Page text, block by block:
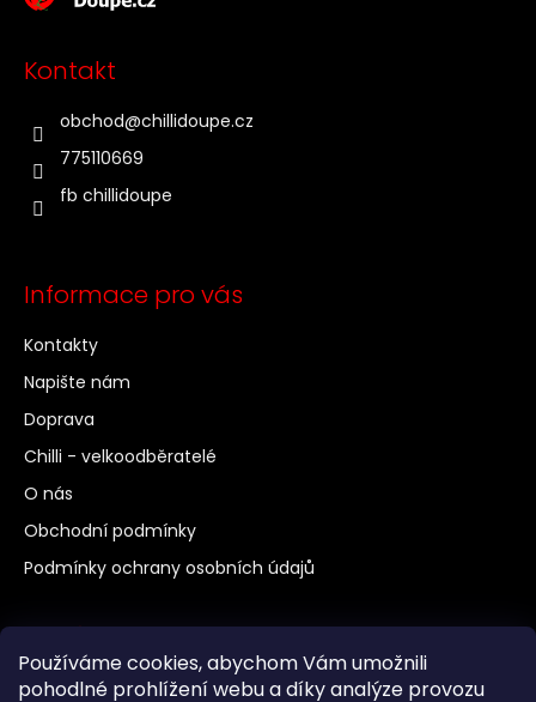
Používáme cookies, abychom Vám umožnili
pohodlné prohlížení webu a díky analýze provozu
Kontakt
obchod@chillidoupe.cz
775110669
fb chillidoupe
Informace pro vás
Kontakty
Napište nám
Doprava
Chilli - velkoodběratelé
O nás
Obchodní podmínky
Podmínky ochrany osobních údajů
Další odkazy
Chilli a pěstování